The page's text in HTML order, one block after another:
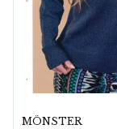
MÖNSTER